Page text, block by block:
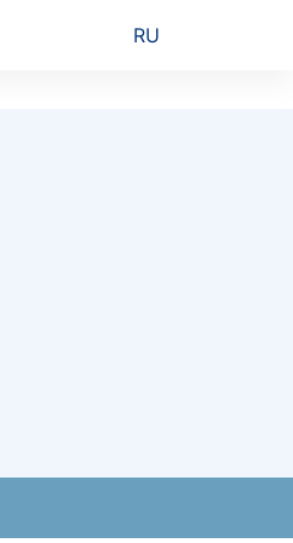
RU